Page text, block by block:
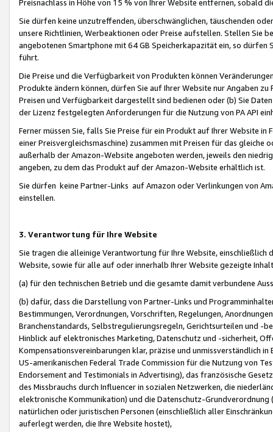
Preisnachlass in Höhe von 15 % von Ihrer Website entfernen, sobald
Sie dürfen keine unzutreffenden, überschwänglichen, täuschenden
unsere Richtlinien, Werbeaktionen oder Preise aufstellen. Stellen Sie
angebotenen Smartphone mit 64 GB Speicherkapazität ein, so dürfen
führt.
Die Preise und die Verfügbarkeit von Produkten können
Produkte ändern können, dürfen Sie auf Ihrer Website nur Angaben
Preisen und Verfügbarkeit dargestellt sind bedienen oder (b) Sie
der Lizenz festgelegten Anforderungen für die Nutzung von PA API
Ferner müssen Sie, falls Sie Preise für ein Produkt auf Ihrer Website
einer Preisvergleichsmaschine) zusammen mit Preisen für das
außerhalb der Amazon-Website angeboten werden, jeweils den
angeben, zu dem das Produkt auf der Amazon-Website erhältlich ist.
Sie dürfen keine Partner-Links auf Amazon oder Verlinkungen von
einstellen.
3. Verantwortung für Ihre Website
Sie tragen die alleinige Verantwortung für Ihre Website,
Website, sowie für alle auf oder innerhalb Ihrer Website gezeigte
(a) für den technischen Betrieb und die gesamte damit verbundene
(b) dafür, dass die Darstellung von Partner-Links und
Bestimmungen, Verordnungen, Vorschriften, Regelungen,
Branchenstandards, Selbstregulierungsregeln, Gerichtsurteilen und -
Hinblick auf elektronisches Marketing, Datenschutz und -sicherheit,
Kompensationsvereinbarungen klar, präzise und unmissverständlich
US-amerikanischen Federal Trade Commission für die Nutzung von
Endorsement and Testimonials in Advertising), das französische
des Missbrauchs durch Influencer in sozialen Netzwerken, die
elektronische Kommunikation) und die Datenschutz-
natürlichen oder juristischen Personen (einschließlich aller
auferlegt werden, die Ihre Website hostet),